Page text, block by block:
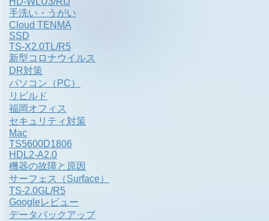
手洗い・うがい
Cloud TENMA
SSD
TS-X2.0TL/R5
新型コロナウイルス
DR対策
パソコン（PC）
リビルド
福岡オフィス
セキュリティ対策
Mac
TS5600D1806
HDL2-A2.0
機器の故障と原因
サーフェス（Surface）
TS-2.0GL/R5
Googleレビュー
データバックアップ